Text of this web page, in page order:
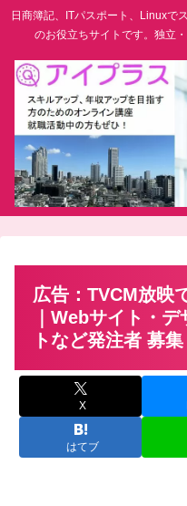
日商簿記、ITパスポート、Linuxで
のお役立ちサイトです。独立
広告：TVCM放映
｜Webサイト・
トなど発注者 募集
X
はてブ